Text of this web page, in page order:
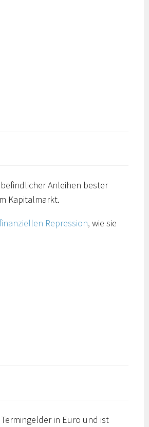
Anleihen bester
Kapitalmarkt.
finanziellen Repression, wie sie
in Euro und ist